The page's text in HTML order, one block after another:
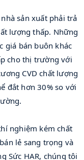
sản xuất phải trả
lượng thấp. Những
giá bán buôn khác
cho thị trường với
CVD chất lượng
đắt hơn 30% so với
nghiệm kém chất
lẻ sang trọng và
Sức HAR, chúng tôi